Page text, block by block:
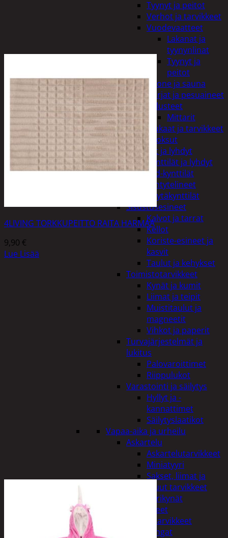
Tyynyt ja peitot
Verhot ja tarvikkeet
Vuodevaatteet
Lakanat ja
tyynynlinat
Tyynyt ja
peitot
Kylpyhuone ja sauna
Harjat ja pesuaineet
Kalusteet
Mittarit
Kiukaat ja tarvikkeet
Tuoksut
Kynttilät ja lyhdyt
Kynttilät ja lyhdyt
Led-kynttilät
Lyhtytelineet
Pöytäkynttilät
Sisustusesineet
Kalvot ja tarrat
Kellot
Koriste-esineet ja
kasvit
Taulut ja kehykset
Toimistotarvikkeet
Kynät ja kumit
Liimat ja teipit
Muistitaulut ja
magneetit
Vihkot ja paperit
Turvajärjestelmät ja
lukitus
Palovaroittimet
Riippulukot
Varastointi ja säilytys
Hyllyt ja -
kannattimet
Säilytyslaatikot
Vapaa-aika ja urheilu
Askartelu
Askartelutarvikkeet
Miniatyyri
Sakset, liimat ja
muut tarvikkeet
Värikynät
Harrasteet
Käsityötarvikkeet
Langat
4LIVING TORKKUPEITTO RAITA HARMAA
9,90 €
Lue Lisää